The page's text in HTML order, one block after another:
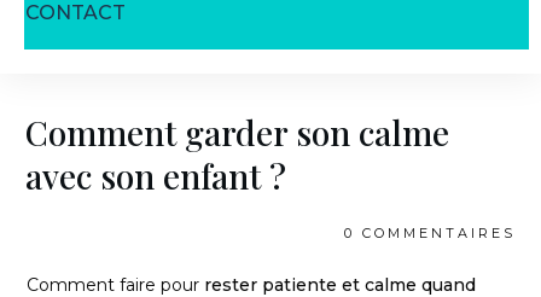
CONTACT
Comment garder son calme
avec son enfant ?
0 COMMENTAIRES
Comment faire pour rester patiente et calme quand